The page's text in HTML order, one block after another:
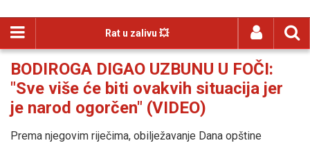
Rat u zalivu 💥
BODIROGA DIGAO UZBUNU U FOČI:
"Sve više će biti ovakvih situacija jer
je narod ogorčen" (VIDEO)
Prema njegovim riječima, obilježavanje Dana opštine